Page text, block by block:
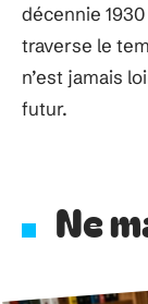
décennie
traverse le
n’est jamais
futur.
Ne